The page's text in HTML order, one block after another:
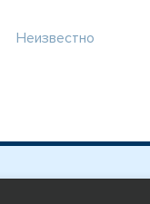
Неизвестно